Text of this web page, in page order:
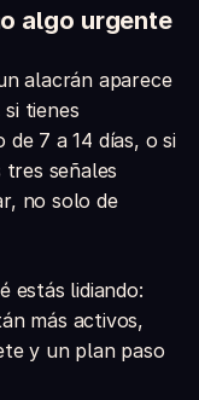
algo urgente
alacrán aparece
tienes
7 a 14 días, o si
tres señales
no solo de
estás lidiando:
más activos,
y un plan paso